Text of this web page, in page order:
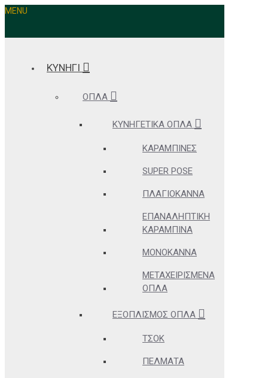
MENU
ΚΥΝΗΓΙ
ΌΠΛΑ
ΚΥΝΗΓΕΤΙΚΆ ΌΠΛΑ
ΚΑΡΑΜΠΊΝΕΣ
SUPER POSE
ΠΛΑΓΙΌΚΑΝΝΑ
ΕΠΑΝΑΛΗΠΤΙΚΉ
ΚΑΡΑΜΠΊΝΑ
ΜΟΝΌΚΑΝΝΑ
ΜΕΤΑΧΕΙΡΙΣΜΈΝΑ
ΌΠΛΑ
ΕΞΟΠΛΙΣΜΌΣ ΌΠΛΑ
ΤΣΟΚ
ΠΈΛΜΑΤΑ